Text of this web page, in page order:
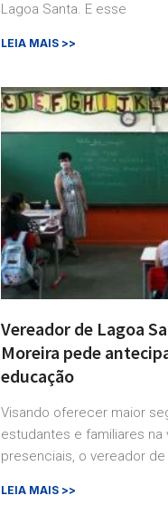
Lagoa Santa. E esse
LEIA MAIS >>
Vereador de Lagoa
Moreira pede
educação
Visando oferecer maior
estudantes e familiares na
presenciais, o vereador de
LEIA MAIS >>